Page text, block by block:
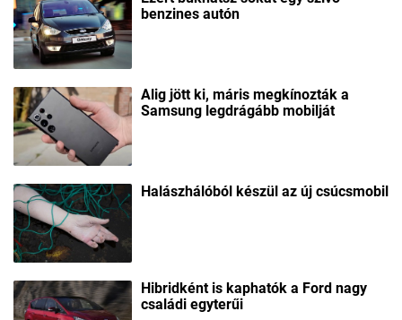
benzines autón
Alig jött ki, máris megkínozták a
Samsung legdrágább mobilját
Halászhálóból készül az új csúcsmobil
Hibridként is kaphatók a Ford nagy
családi egyterűi